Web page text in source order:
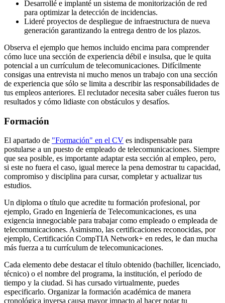
Desarrollé e implanté un sistema de monitorización de red
para optimizar la detección de incidencias.
Lideré proyectos de despliegue de infraestructura de nueva
generación garantizando la entrega dentro de los plazos.
Observa el ejemplo que hemos incluido encima para comprender
cómo luce una sección de experiencia débil e insulsa, que le quita
potencial a un currículum de telecomunicaciones. Difícilmente
consigas una entrevista ni mucho menos un trabajo con una sección
de experiencia que sólo se limita a describir las responsabilidades de
tus empleos anteriores. El reclutador necesita saber cuáles fueron tus
resultados y cómo lidiaste con obstáculos y desafíos.
Formación
El apartado de "Formación" en el CV es indispensable para
postularse a un puesto de empleado de telecomunicaciones. Siempre
que sea posible, es importante adaptar esta sección al empleo, pero,
si este no fuera el caso, igual merece la pena demostrar tu capacidad,
compromiso y disciplina para cursar, completar y actualizar tus
estudios.
Un diploma o título que acredite tu formación profesional, por
ejemplo, Grado en Ingeniería de Telecomunicaciones, es una
exigencia innegociable para trabajar como empleado o empleada de
telecomunicaciones. Asimismo, las certificaciones reconocidas, por
ejemplo, Certificación CompTIA Network+ en redes, le dan mucha
más fuerza a tu currículum de telecomunicaciones.
Cada elemento debe destacar el título obtenido (bachiller, licenciado,
técnico) o el nombre del programa, la institución, el período de
tiempo y la ciudad. Si has cursado virtualmente, puedes
especificarlo. Organizar la formación académica de manera
cronológica inversa causa mayor impacto al hacer notar tu